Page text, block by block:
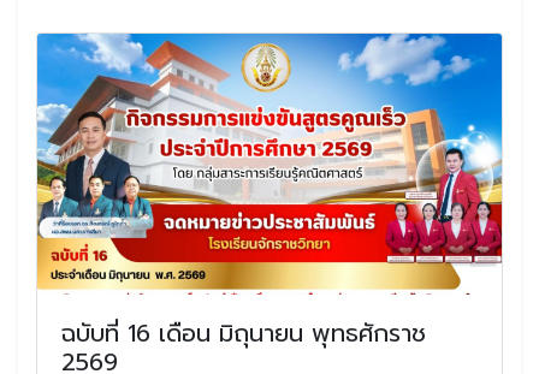
ฉบับที่ 16 เดือน มิถุนายน พุทธศักราช
2569